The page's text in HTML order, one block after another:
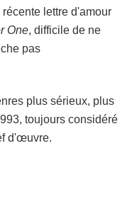
lettre d'amour
One, difficile de ne
pas
plus sérieux, plus
toujours considéré
d'œuvre.